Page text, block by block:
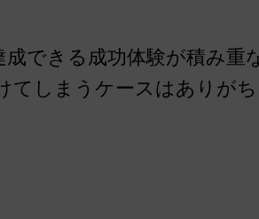
できる成功体験が積み
しまうケースはありがち